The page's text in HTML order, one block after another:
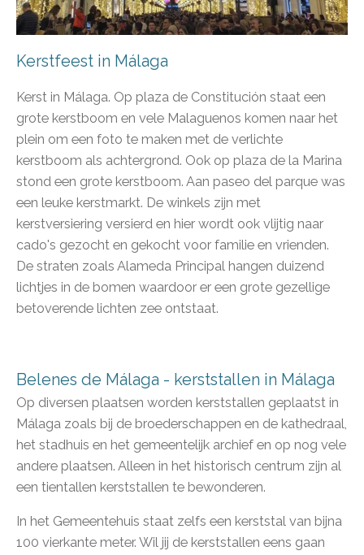
Kerstfeest in Málaga
Kerst in Málaga. Op plaza de Constitución staat een
grote kerstboom en vele Malaguenos komen naar het
plein om een foto te maken met de verlichte
kerstboom als achtergrond. Ook op plaza de la Marina
stond een grote kerstboom. Aan paseo del parque was
een leuke kerstmarkt. De winkels zijn met
kerstversiering versierd en hier wordt ook vlijtig naar
cado's gezocht en gekocht voor familie en vrienden.
De straten zoals Alameda Principal hangen duizend
lichtjes in de bomen waardoor er een grote gezellige
betoverende lichten zee ontstaat.
Belenes de Málaga - kerststallen in Málaga
Op diversen plaatsen worden kerststallen geplaatst in
Málaga zoals bij de broederschappen en de kathedraal,
het stadhuis en het gemeentelijk archief en op nog vele
andere plaatsen. Alleen in het historisch centrum zijn al
een tientallen kerststallen te bewonderen.
In het Gemeentehuis staat zelfs een kerststal van bijna
100 vierkante meter. Wil jij de kerststallen eens gaan